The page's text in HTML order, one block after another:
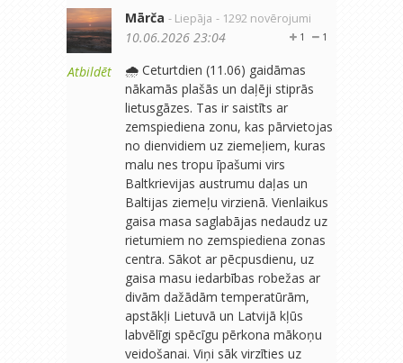
Atbildēt
Mārča - Liepāja - 1292 novērojumi
1
1
10.06.2026 23:04
🌧️ Ceturtdien (11.06) gaidāmas
nākamās plašās un daļēji stiprās
lietusgāzes. Tas ir saistīts ar
zemspiediena zonu, kas pārvietojas
no dienvidiem uz ziemeļiem, kuras
malu nes tropu īpašumi virs
Baltkrievijas austrumu daļas un
Baltijas ziemeļu virzienā. Vienlaikus
gaisa masa saglabājas nedaudz uz
rietumiem no zemspiediena zonas
centra. Sākot ar pēcpusdienu, uz
gaisa masu iedarbības robežas ar
divām dažādām temperatūrām,
apstākļi Lietuvā un Latvijā kļūs
labvēlīgi spēcīgu pērkona mākoņu
veidošanai. Viņi sāk virzīties uz